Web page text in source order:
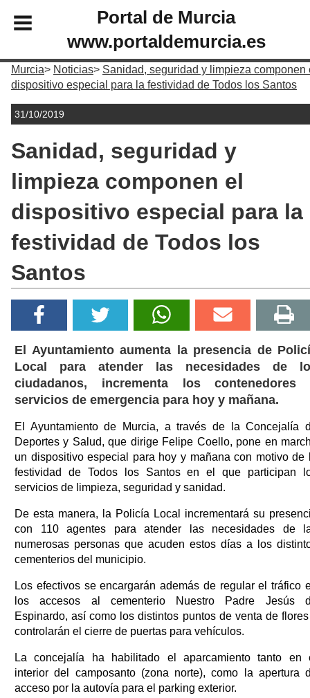
Portal de Murcia
www.portaldemurcia.es
Murcia Noticias
Sanidad, seguridad y limpieza componen
dispositivo especial para la festividad de Todos los Santos
31/10/2019
Sanidad, seguridad y
limpieza componen el
dispositivo especial para la
festividad de Todos los
Santos
El Ayuntamiento aumenta la presencia de
Local para atender las necesidades de
ciudadanos, incrementa los contenedores
servicios de emergencia para hoy y mañana.
El Ayuntamiento de Murcia, a través de la Concejalía
Deportes y Salud, que dirige Felipe Coello, pone en
un dispositivo especial para hoy y mañana con motivo de
festividad de Todos los Santos en el que participan
servicios de limpieza, seguridad y sanidad.
De esta manera, la Policía Local incrementará su
con 110 agentes para atender las necesidades de
numerosas personas que acuden estos días a los
cementerios del municipio.
Los efectivos se encargarán además de regular el tráfico
los accesos al cementerio Nuestro Padre Jesús
Espinardo, así como los distintos puntos de venta de
controlarán el cierre de puertas para vehículos.
La concejalía ha habilitado el aparcamiento tanto en
interior del camposanto (zona norte), como la apertura
acceso por la autovía para el parking exterior.